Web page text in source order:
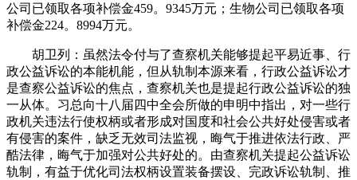
公司已领取各项补偿金459。9345万元；生物公司已领取各项
补偿金224。8994万元。
胡卫列：虽然法令付与了查察机关能够提起平易近事、行
政公益诉讼的本能机能，但从轨制本源来看，行政公益诉讼才
是查察公益诉讼的焦点，查察机关也是提起行政公益诉讼的独
一从体。习总向十八届四中全会所做的申明中指出，对一些行
政机关违法行使权柄或者形成对国度和社会公共好处侵害或者
有侵害的案件，缺乏无效司法监视，晦气于推进依法行政、严
酷法律，晦气于加强对公共好处的。由查察机关提起公益诉讼
轨制，有益于优化司法权柄设置装备摆设、完政诉讼轨制、推